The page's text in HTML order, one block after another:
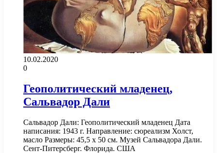
10.02.2020
0
Геополитический младенец,
Сальвадор Дали
Сальвадор Дали: Геополитический младенец Дата
написания: 1943 г. Направление: сюреализм Холст,
масло Размеры: 45,5 х 50 см. Музей Сальвадора Дали.
Сент-Питерсберг. Флорида. США